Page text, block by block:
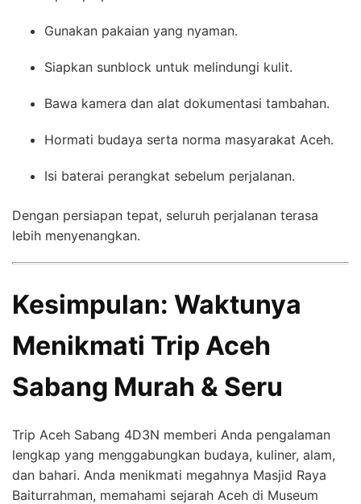
Gunakan pakaian yang nyaman.
Siapkan sunblock untuk melindungi kulit.
Bawa kamera dan alat dokumentasi tambahan.
Hormati budaya serta norma masyarakat Aceh.
Isi baterai perangkat sebelum perjalanan.
Dengan persiapan tepat, seluruh perjalanan terasa
lebih menyenangkan.
Kesimpulan: Waktunya
Menikmati Trip Aceh
Sabang Murah & Seru
Trip Aceh Sabang 4D3N memberi Anda pengalaman
lengkap yang menggabungkan budaya, kuliner, alam,
dan bahari. Anda menikmati megahnya Masjid Raya
Baiturrahman, memahami sejarah Aceh di Museum